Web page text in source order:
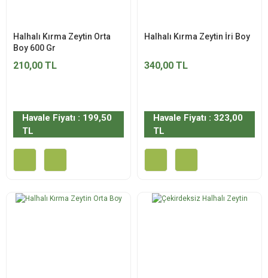
Halhalı Kırma Zeytin Orta
Boy 600 Gr
210,00 TL
Havale Fiyatı : 199,50
TL
Halhalı Kırma Zeytin İri Boy
340,00 TL
Havale Fiyatı : 323,00
TL